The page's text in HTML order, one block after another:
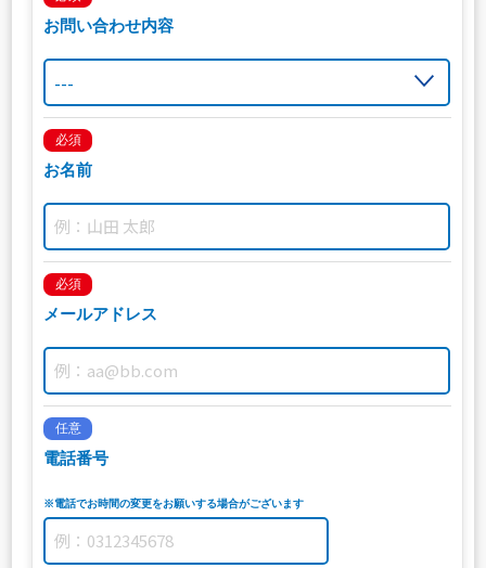
お問い合わせ内容
必須
お名前
必須
メールアドレス
任意
電話番号
※電話でお時間の変更をお願いする場合がございます